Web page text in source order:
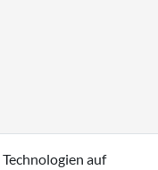
auf